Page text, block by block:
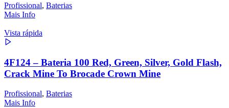
Profissional, Baterias
Mais Info
Vista rápida
4F124 – Bateria 100 Red, Green, Silver, Gold Flash,
Crack Mine To Brocade Crown Mine
Profissional, Baterias
Mais Info